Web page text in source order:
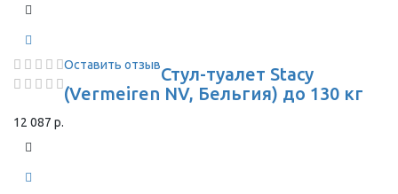
Оставить отзывСтул-туалет Stacy
(Vermeiren NV, Бельгия) до 130 кг
12 087 р.